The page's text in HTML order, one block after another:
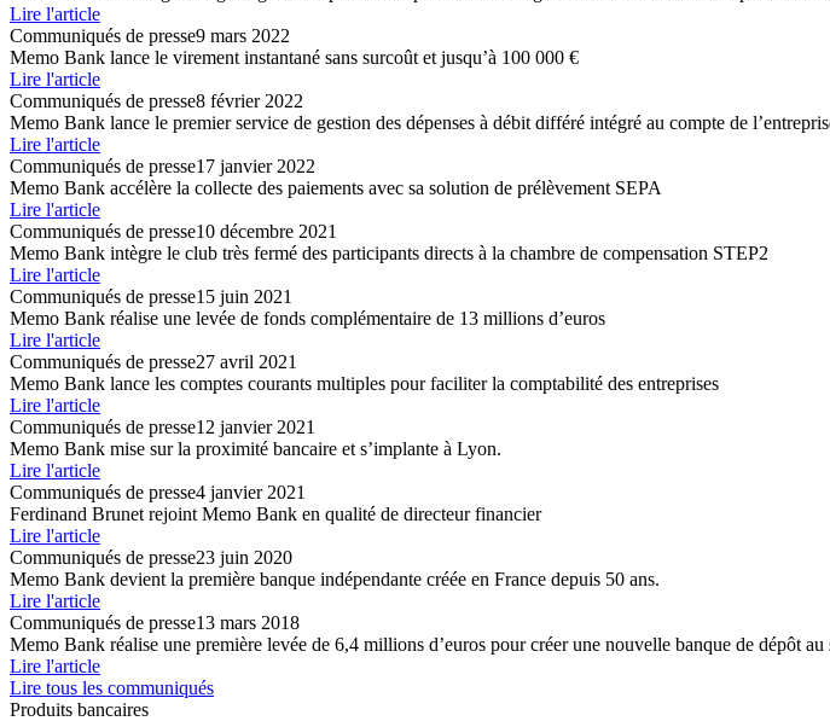
Lire l'article
Communiqués de presse9 mars 2022
Memo Bank lance le virement instantané sans surcoût et jusqu’à 100 000 €
Lire l'article
Communiqués de presse8 février 2022
Memo Bank lance le premier service de gestion des dépenses à débit différé intégré au compte de
Lire l'article
Communiqués de presse17 janvier 2022
Memo Bank accélère la collecte des paiements avec sa solution de prélèvement SEPA
Lire l'article
Communiqués de presse10 décembre 2021
Memo Bank intègre le club très fermé des participants directs à la chambre de compensation STEP2
Lire l'article
Communiqués de presse15 juin 2021
Memo Bank réalise une levée de fonds complémentaire de 13 millions d’euros
Lire l'article
Communiqués de presse27 avril 2021
Memo Bank lance les comptes courants multiples pour faciliter la comptabilité des entreprises
Lire l'article
Communiqués de presse12 janvier 2021
Memo Bank mise sur la proximité bancaire et s’implante à Lyon.
Lire l'article
Communiqués de presse4 janvier 2021
Ferdinand Brunet rejoint Memo Bank en qualité de directeur financier
Lire l'article
Communiqués de presse23 juin 2020
Memo Bank devient la première banque indépendante créée en France depuis 50 ans.
Lire l'article
Communiqués de presse13 mars 2018
Memo Bank réalise une première levée de 6,4 millions d’euros pour créer une nouvelle banque de dépôt au
Lire l'article
Lire tous les communiqués
Produits bancaires